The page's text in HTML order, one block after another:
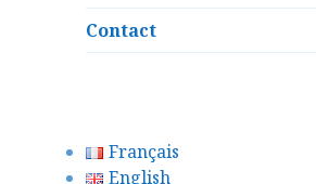
Contact
Français
English